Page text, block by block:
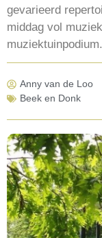
gevarieerd
middag vol
Anny van de Loo
Beek en Donk